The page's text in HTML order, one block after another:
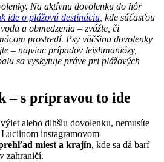
Na aktívnu dovolenku do hôr
ide o plážovú destináciu , kde súčasťou
a obmedzenia – zvážte, či
prostredí. Psy väčšinu dovolenky
– najviac prípadov leishmaniózy,
sa vyskytuje práve pri plážových
– s prípravou to ide
alebo dlhšiu dovolenku, nemusíte
instagramovom
miest a krajín, kde sa dá barf
zahraničí.